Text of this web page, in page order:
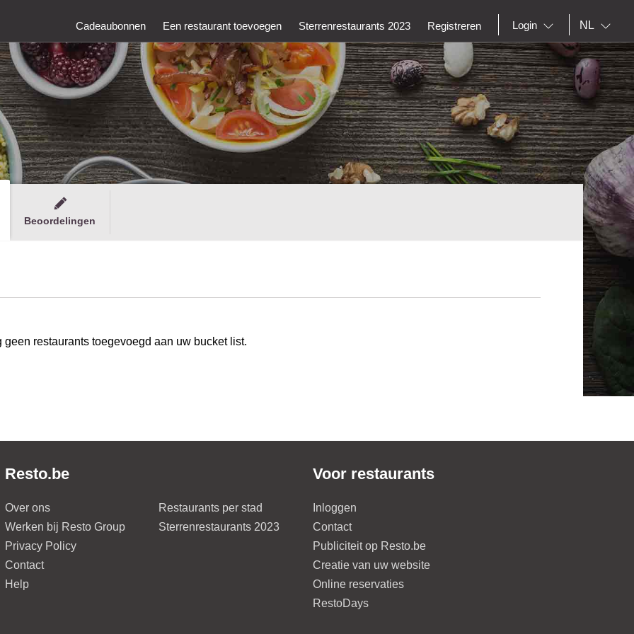
Cadeaubonnen Een restaurant toevoegen Sterrenrestaurants 2023 Registreren Login NL
Beoordelingen
geen restaurants toegevoegd aan uw bucket list.
Resto.be
Over ons
Werken bij Resto Group
Privacy Policy
Contact
Help
Restaurants per stad
Sterrenrestaurants 2023
Voor restaurants
Inloggen
Contact
Publiciteit op Resto.be
Creatie van uw website
Online reservaties
RestoDays